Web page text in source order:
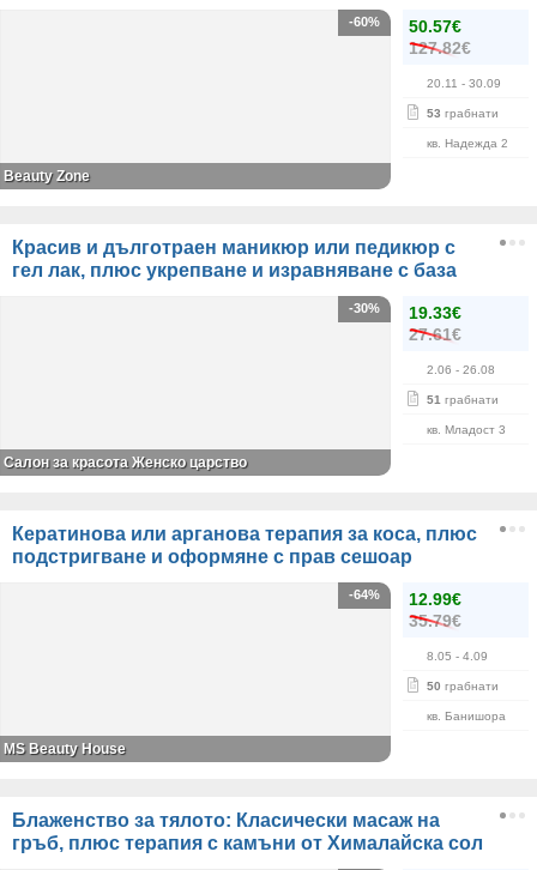
50.57€
127.82€
20.11 - 30.09
53 грабнати
кв. Надежда 2
-60%
Beauty Zone
Красив и дълготраен маникюр или педикюр с
гел лак, плюс укрепване и изравняване с база
19.33€
27.61€
2.06 - 26.08
51 грабнати
кв. Младост 3
-30%
Салон за красота Женско царство
Кератинова или арганова терапия за коса, плюс
подстригване и оформяне с прав сешоар
12.99€
35.79€
8.05 - 4.09
50 грабнати
кв. Банишора
-64%
МS Beauty House
Блаженство за тялото: Класически масаж на
гръб, плюс терапия с камъни от Хималайска сол